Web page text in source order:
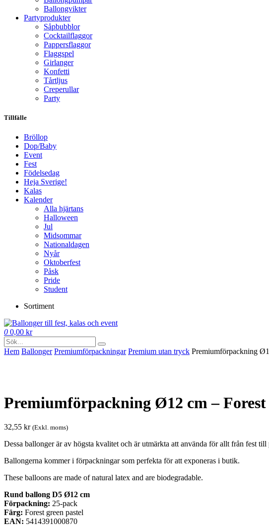
Ballong­vikter
Party­­produkter
Såpbubblor
Cocktail­flaggor
Pappers­flaggor
Flaggspel
Girlanger
Konfetti
Tårtljus
Creperullar
Party
Tillfälle
Bröllop
Dop/Baby
Event
Fest
Födelsedag
Heja Sverige!
Kalas
Kalender
Alla hjärtans
Halloween
Jul
Midsommar
Nationaldagen
Nyår
Oktoberfest
Påsk
Pride
Student
Sortiment
0 0,00 kr
Hem Ballonger Premium­förpackningar Premium utan tryck Premiumförpackning
Premiumförpackning Ø12 cm – Forest
32,55 kr (Exkl. moms)
Dessa ballonger är av högsta kvalitet och är utmärkta att använda för allt från fest
Ballongerna kommer i förpackningar som perfekta för att exponeras i butik.
These balloons are made of natural latex and are biodegradable.
Rund ballong D5 Ø12 cm
Förpackning: 25-pack
Färg: Forest green pastel
EAN: 5414391000870